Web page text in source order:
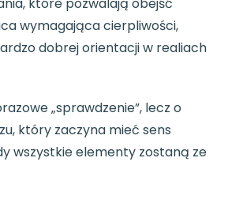
wymagająca cierpliwości,
dobrej orientacji w realiach
„sprawdzenie”, lecz o
który zaczyna mieć sens
wszystkie elementy zostaną ze